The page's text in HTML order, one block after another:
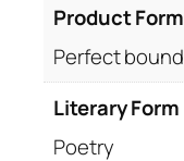
Product
Perfect bound
Literary Form
Poetry